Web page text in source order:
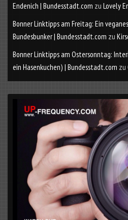
Endenich | Bundesstadt.com zu Lovely
Bonner Linktipps am Freitag: Ein
Bundesbunker | Bundesstadt.com zu
Bonner Linktipps am Ostersonntag:
ein Hasenkuchen) | Bundesstadt.com zu